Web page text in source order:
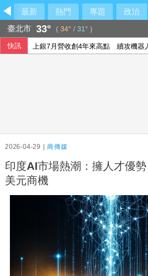
最新 熱門 專題 政治
臺北市 33° ( 34° / 31° )
快訊 上銀7月營收創4年來高點 續攻機器
2026-04-29 |商傳媒
印度AI市場熱潮：擁人才優
美元商機